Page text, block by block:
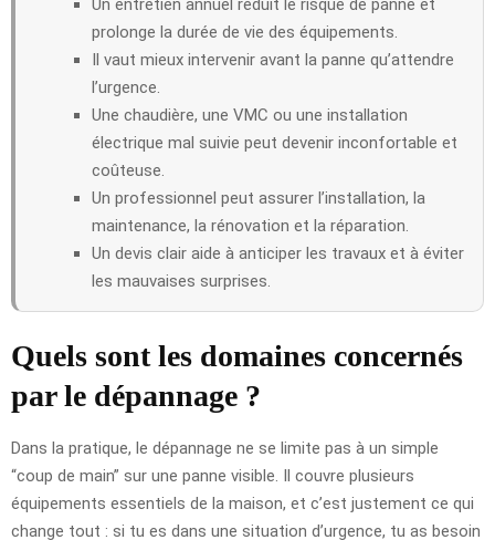
prolonge la durée de vie des équipements.
Il vaut mieux intervenir avant la panne qu’attendre
l’urgence.
Une chaudière, une VMC ou une installation
électrique mal suivie peut devenir inconfortable et
coûteuse.
Un professionnel peut assurer l’installation, la
maintenance, la rénovation et la réparation.
Un devis clair aide à anticiper les travaux et à éviter
les mauvaises surprises.
Quels sont les domaines concernés
par le dépannage ?
Dans la pratique, le dépannage ne se limite pas à un simple
“coup de main” sur une panne visible. Il couvre plusieurs
équipements essentiels de la maison, et c’est justement ce qui
change tout : si tu es dans une situation d’urgence, tu as besoin